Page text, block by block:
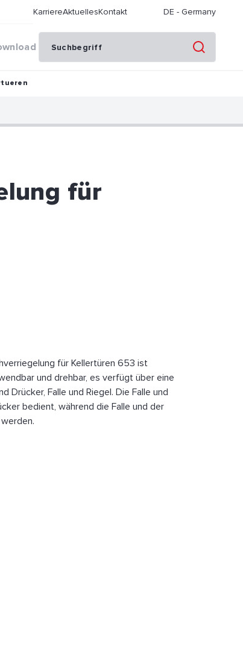
KarriereAktuellesKontakt DE - Germany
für
für Kellertüren 653 ist
und drehbar, es verfügt über eine
Drücker, Falle und Riegel. Die Falle und
bedient, während die Falle und der